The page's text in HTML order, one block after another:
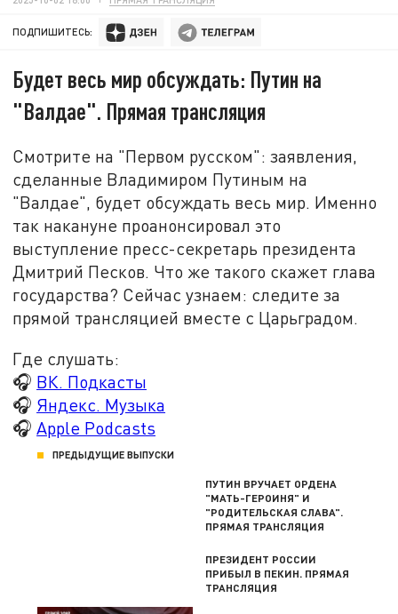
ПОДПИШИТЕСЬ:
Будет весь мир обсуждать: Путин на
"Валдае". Прямая трансляция
Смотрите на "Первом русском": заявления,
сделанные Владимиром Путиным на
"Валдае", будет обсуждать весь мир. Именно
так накануне проанонсировал это
выступление пресс-секретарь президента
Дмитрий Песков. Что же такого скажет глава
государства? Сейчас узнаем: следите за
прямой трансляцией вместе с Царьградом.
Где слушать:
🎧 ВК. Подкасты
🎧 Яндекс. Музыка
🎧 Apple Podcasts
ПРЕДЫДУЩИЕ ВЫПУСКИ
ПУТИН ВРУЧАЕТ ОРДЕНА
"МАТЬ-ГЕРОИНЯ" И
"РОДИТЕЛЬСКАЯ СЛАВА".
ПРЯМАЯ ТРАНСЛЯЦИЯ
ПРЕЗИДЕНТ РОССИИ
ПРИБЫЛ В ПЕКИН. ПРЯМАЯ
ТРАНСЛЯЦИЯ